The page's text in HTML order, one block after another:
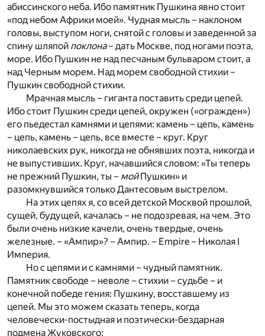
абиссинского неба. Ибо памятник Пушкина явно стоит
«под небом Африки моей». Чудная мысль – наклоном
головы, выступом ноги, снятой с головы и заведенной за
спину шляпой поклона– дать Москве, под ногами поэта,
море. Ибо Пушкин не над песчаным бульваром стоит, а
над Черным морем. Над морем свободной стихии –
Пушкин свободной стихии.
Мрачная мысль – гиганта поставить среди цепей.
Ибо стоит Пушкин среди цепей, окружен («огражден»)
его пьедестал камнями и цепями: камень – цепь, камень
– цепь, камень – цепь, все вместе – круг. Круг
николаевских рук, никогда не обнявших поэта, никогда и
не выпустивших. Круг, начавшийся словом: «Ты теперь
не прежний Пушкин, ты – мойПушкин» и
разомкнувшийся только Дантесовым выстрелом.
На этих цепях я, со всей детской Москвой прошлой,
сущей, будущей, качалась – не подозревая, на чем. Это
были очень низкие качели, очень твердые, очень
железные. – «Ампир»? – Ампир. – Empire – Николая I
Империя.
Но с цепями и с камнями – чудный памятник.
Памятник свободе – неволе – стихии – судьбе – и
конечной победе гения: Пушкину, восставшему из
цепей. Мы это можем сказать теперь, когда
человечески-постыдная и поэтически-бездарная
подмена Жуковского: